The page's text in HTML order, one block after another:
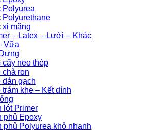
Polyurea
Polyurethane
xi măng
– Latex – Lưới – Khác
Vữa
cấy neo thép
chà ron
dán gạch
trám khe – Kết dính
lót Primer
phủ Epoxy
phủ Polyurea khô nhanh